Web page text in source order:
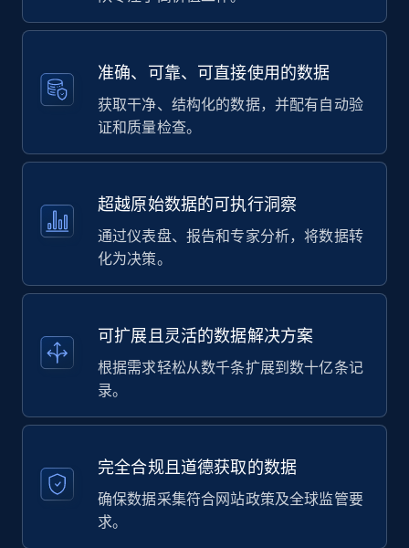
准确、可靠、可直接使用的数据
获取干净、结构化的数据，并配有自动验
证和质量检查。
超越原始数据的可执行洞察
通过仪表盘、报告和专家分析，将数据转
化为决策。
可扩展且灵活的数据解决方案
根据需求轻松从数千条扩展到数十亿条记
录。
完全合规且道德获取的数据
确保数据采集符合网站政策及全球监管要
求。